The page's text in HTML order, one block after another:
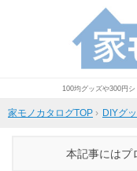
100均グッズや300円
家モノカタログTOP › DIYグ
本記事にはプ